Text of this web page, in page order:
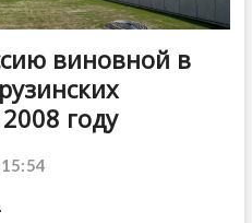
виновной в
году